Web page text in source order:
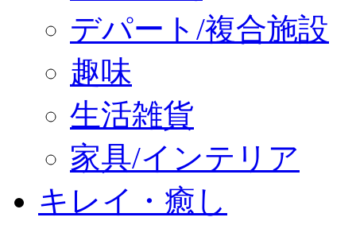
デパート/複合施設
趣味
生活雑貨
家具/インテリア
キレイ・癒し